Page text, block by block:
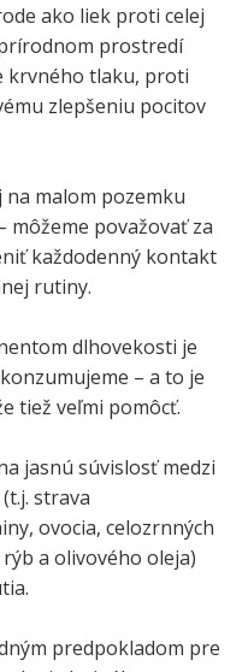
ako liek proti celej
prostredí
krvného tlaku, proti
zlepšeniu pocitov
malom pozemku
považovať za
každodenný kontakt
rutiny.
dlhovekosti je
– a to je
tiež veľmi pomôcť.
jasnú súvislosť medzi
strava
ovocia, celozrnných
a olivového oleja)
predpokladom pre